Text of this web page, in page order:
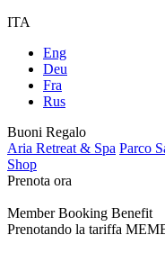
ITA
Eng
Deu
Fra
Rus
Buoni Regalo
Aria Retreat & Spa Parco
Shop
Prenota ora
Member Booking Benefit
Prenotando la tariffa